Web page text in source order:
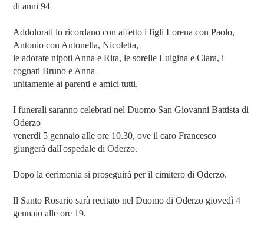
di anni 94
Addolorati lo ricordano con affetto i figli Lorena con Paolo,
Antonio con Antonella, Nicoletta,
le adorate nipoti Anna e Rita, le sorelle Luigina e Clara, i
cognati Bruno e Anna
unitamente ai parenti e amici tutti.
I funerali saranno celebrati nel Duomo San Giovanni Battista di
Oderzo
venerdì 5 gennaio alle ore 10.30, ove il caro Francesco
giungerà dall'ospedale di Oderzo.
Dopo la cerimonia si proseguirà per il cimitero di Oderzo.
Il Santo Rosario sarà recitato nel Duomo di Oderzo giovedì 4
gennaio alle ore 19.